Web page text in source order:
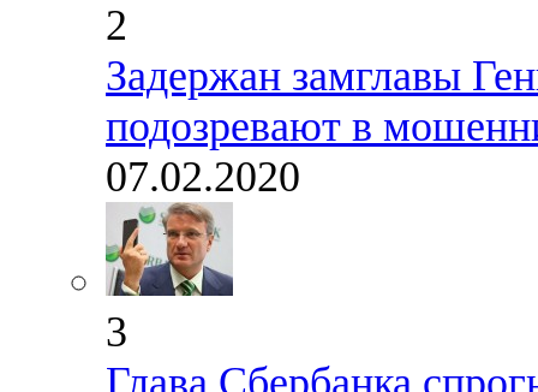
2
Задержан замглавы
подозревают в
07.02.2020
3